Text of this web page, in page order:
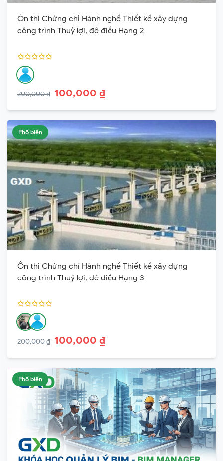
Ôn thi Chứng chỉ Hành nghề Thiết kế xây dựng
công trình Thuỷ lợi, đê điều Hạng 2
200,000 ₫ 100,000 ₫
Phổ biến
Ôn thi Chứng chỉ Hành nghề Thiết kế xây dựng
công trình Thuỷ lợi, đê điều Hạng 3
200,000 ₫ 100,000 ₫
Phổ biến